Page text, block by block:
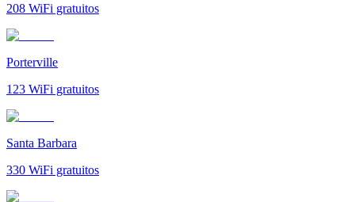
208 WiFi gratuitos
Porterville
123 WiFi gratuitos
Santa Barbara
330 WiFi gratuitos